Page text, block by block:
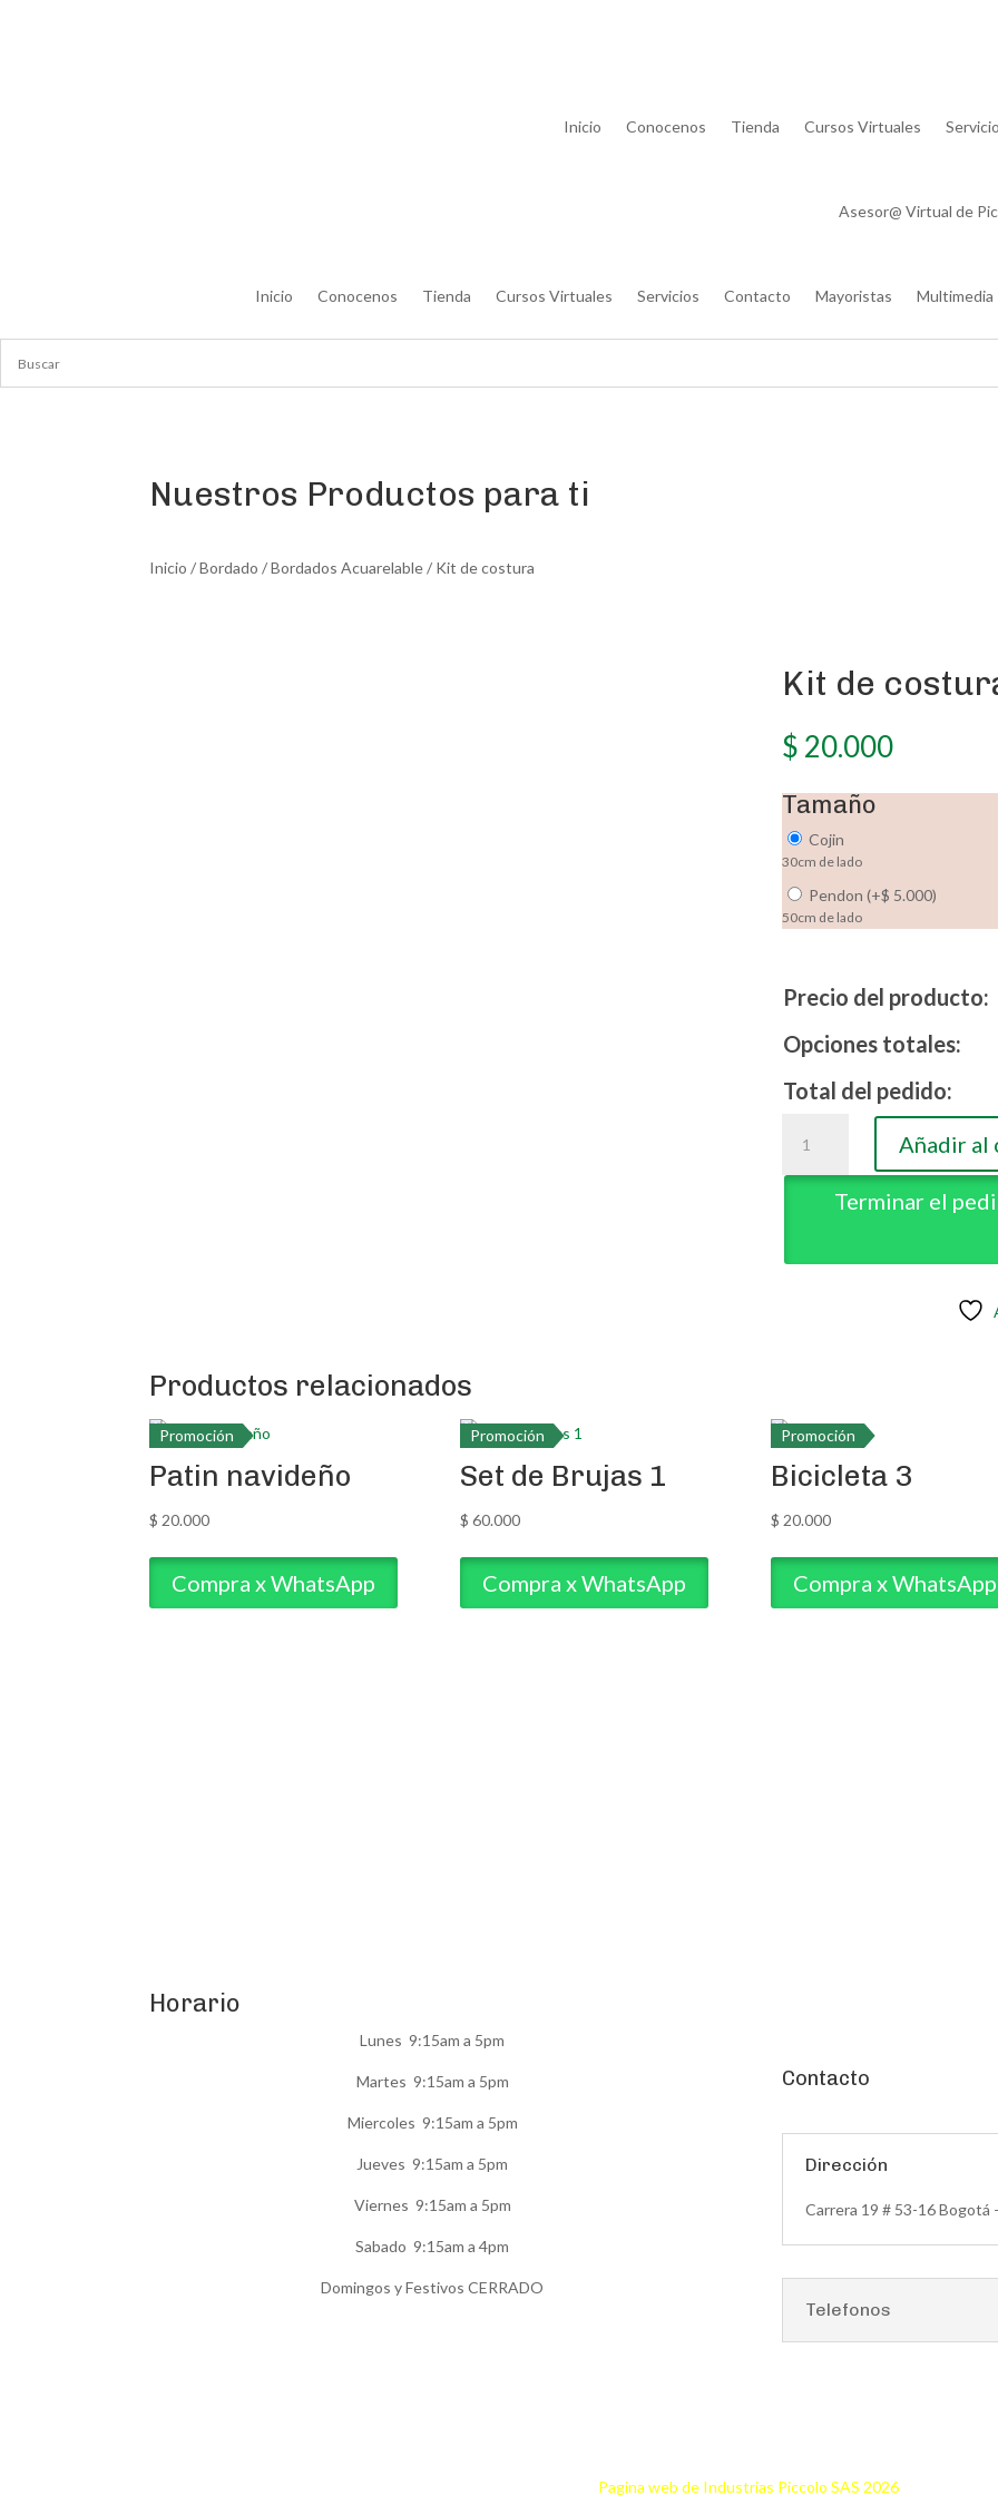
Inicio Conocenos Tienda Cursos Virtuales
Asesor@ Virtual de
Inicio Conocenos Tienda Cursos Virtuales Servicios Contacto Mayoristas Multimedia
Nuestros Productos para ti
Inicio /Bordado /Bordados Acuarelable/ Kit de costura
Kit de
$ 20.000
Tamaño
Cojin
30cm de lado
Pendon (+$ 5.000)
50cm de lado
Precio del producto:
Opciones totales:
Total del pedido:
costura
cantidad
Añadir al
Terminar el
Kit de
$ 20.000
Tamaño
30cm de lado
50cm de lado
Precio del producto:
Opciones totales:
Total del pedido:
cantidad
Añadir al
Terminar el
Productos relacionados
Promoción
Patin navideño
$ 20.000
Compra x WhatsApp
Promoción
Set de Brujas 1
$ 60.000
Compra x WhatsApp
Promoción
Bicicleta 3
$ 20.000
Compra x WhatsApp
Horario
Lunes 9:15am a 5pm
Martes 9:15am a 5pm
Miercoles 9:15am a 5pm
Jueves 9:15am a 5pm
Viernes 9:15am a 5pm
Sabado 9:15am a 4pm
Domingos y Festivos CERRADO
Contacto
Dirección
Carrera 19 # 53-16 Bogotá
Telefonos
Pagina web de Industrias Piccolo SAS 2026